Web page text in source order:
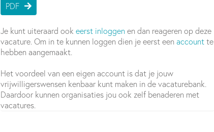
PDF
Je kunt uiteraard ookeerst inloggen en dan reageren op deze
vacature. Om in te kunnen loggen dien je eerst eenaccount te
hebben aangemaakt.
Het voordeel van een eigen account is dat je jouw
vrijwilligerswensen kenbaar kunt maken in de vacaturebank.
Daardoor kunnen organisaties jou ook zelf benaderen met
vacatures.